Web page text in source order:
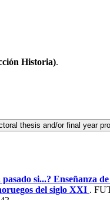
Historia).
si...? Enseñanza
del siglo XXI .